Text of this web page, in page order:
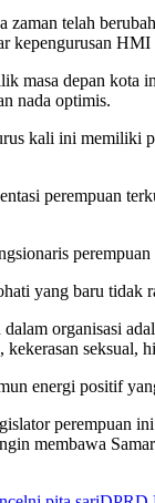
zaman telah
kepengurusan
masa depan kota
nada optimis.
kali ini memiliki
perempuan
yang baru tidak
dalam organisasi
kekerasan seksual,
energi positif
perempuan
membawa